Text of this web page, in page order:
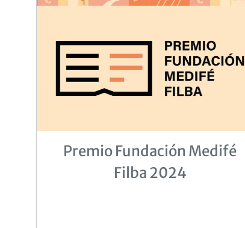
Premio Fundación Medifé
Filba 2024